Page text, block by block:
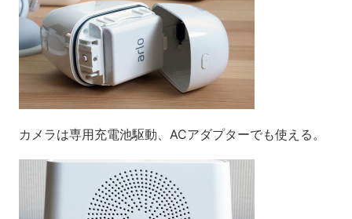
カメラは専用充電池駆動、ACアダプターでも使える。